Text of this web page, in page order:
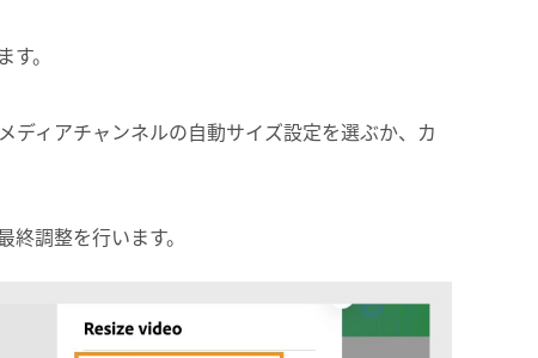
。
ディアチャンネルの自動サイズ設定を選ぶか、カ
終調整を行います。